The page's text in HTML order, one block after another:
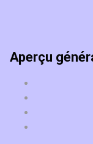
Aperçu